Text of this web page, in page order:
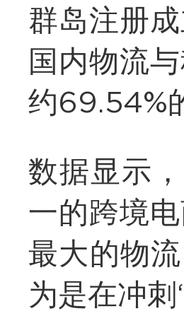
群岛注册
国内物流
约69.54%
数据显示
一的跨境
最大的物
为是在冲